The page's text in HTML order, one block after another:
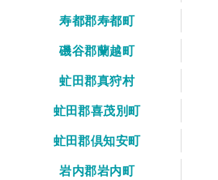
寿都郡寿都町
磯谷郡蘭越町
虻田郡真狩村
虻田郡喜茂別町
虻田郡倶知安町
岩内郡岩内町